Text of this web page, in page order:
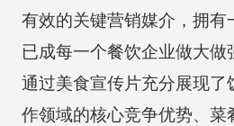
有效的关键营销媒介，拥有
已成每一个餐饮企业做大做
通过美食宣传片充分展现了
作领域的核心竞争优势、菜